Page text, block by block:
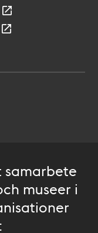
samarbete
museer i